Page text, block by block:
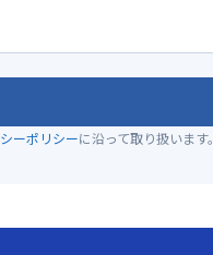
ーポリシーに沿って取り扱います。